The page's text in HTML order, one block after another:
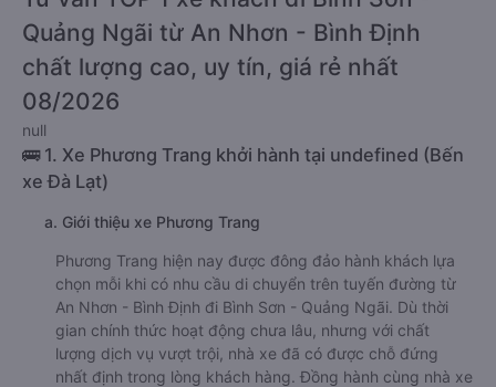
Quảng Ngãi từ An Nhơn - Bình Định
chất lượng cao, uy tín, giá rẻ nhất
08/2026
null
🚌 1. Xe Phương Trang khởi hành tại undefined (Bến
xe Đà Lạt)
a. Giới thiệu xe Phương Trang
Phương Trang hiện nay được đông đảo hành khách lựa
chọn mỗi khi có nhu cầu di chuyển trên tuyến đường từ
An Nhơn - Bình Định đi Bình Sơn - Quảng Ngãi. Dù thời
gian chính thức hoạt động chưa lâu, nhưng với chất
lượng dịch vụ vượt trội, nhà xe đã có được chỗ đứng
nhất định trong lòng khách hàng. Đồng hành cùng nhà xe